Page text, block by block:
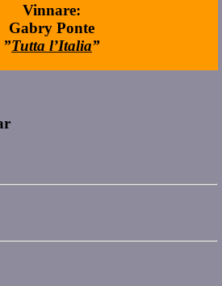
Vinnare:
Gabry Ponte
”Tutta l’Italia”